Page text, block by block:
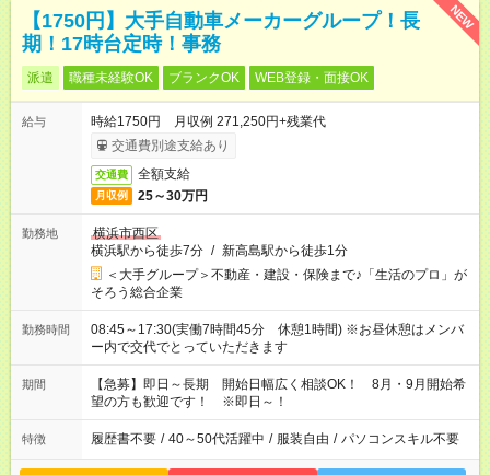
NEW
【1750円】大手自動車メーカーグループ！長
期！17時台定時！事務
派遣 職種未経験OK ブランクOK WEB登録・面接OK
給与
時給1750円 月収例 271,250円+残業代
交通費別途支給あり
交通費 全額支給
月収例 25～30万円
勤務地
横浜市西区
横浜駅から徒歩7分 / 新高島駅から徒歩1分
＜大手グループ＞不動産・建設・保険まで♪「生活のプロ」が
そろう総合企業
勤務時間
08:45～17:30(実働7時間45分 休憩1時間) ※お昼休憩はメンバ
ー内で交代でとっていただきます
期間
【急募】即日～長期 開始日幅広く相談OK！ 8月・9月開始希
望の方も歓迎です！ ※即日～！
特徴 履歴書不要 / 40～50代活躍中 / 服装自由 / パソコンスキル不要